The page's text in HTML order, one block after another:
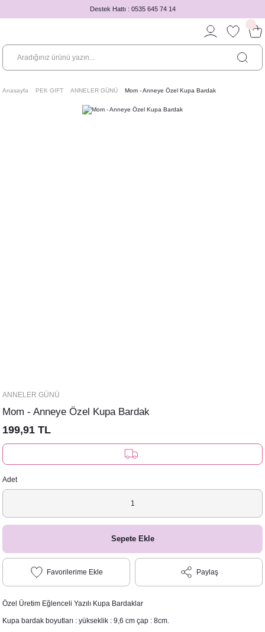
Destek Hattı : 0535 645 74 14
Anasayfa PEK GIFT ANNELER GÜNÜ Mom - Anneye Özel Kupa Bardak
ANNELER GÜNÜ
Mom - Anneye Özel Kupa Bardak
199,91 TL
Adet
Sepete Ekle
Paylaş
Özel Üretim Eğlenceli Yazılı Kupa Bardaklar
Kupa bardak boyutları : yükseklik : 9,6 cm çap : 8cm.